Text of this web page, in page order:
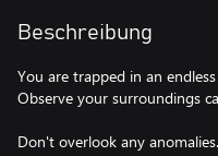
Beschreibung
You are trapped in an
Observe your surroundings
Don't overlook any anomalies.